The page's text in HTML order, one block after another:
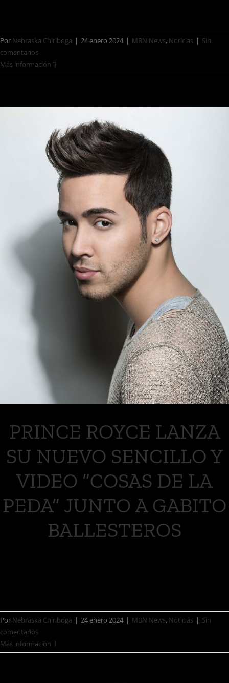
Por Nebraska Chiriboga | 24 enero 2024 | MBN News, Noticias | Sin
comentarios
Más información
PRINCE ROYCE LANZA
SU NUEVO SENCILLO Y
VIDEO “COSAS DE LA
PEDA” JUNTO A GABITO
BALLESTEROS
Por Nebraska Chiriboga | 24 enero 2024 | MBN News, Noticias | Sin
comentarios
Más información